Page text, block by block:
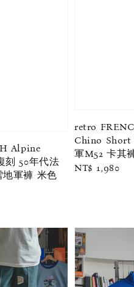
Alpine
刻 50年代法
軍褲 米色
retro
Chino Short
軍M52 卡其
Regular
NT$ 1,980